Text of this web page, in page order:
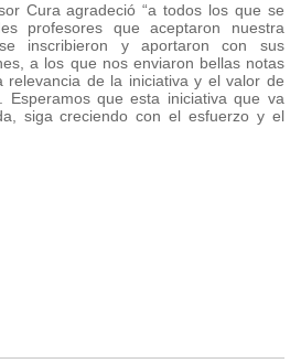
Cura agradeció “a todos los que se
profesores que aceptaron nuestra
inscribieron y aportaron con sus
a los que nos enviaron bellas notas
relevancia de la iniciativa y el valor de
Esperamos que esta iniciativa que va
siga creciendo con el esfuerzo y el